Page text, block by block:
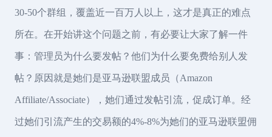
30-50个群组，覆盖近一百万人以上，这才是真正的难点
所在。在开始讲这个问题之前，有必要让大家了解一件
事：管理员为什么要发帖？他们为什么要免费给别人发
帖？原因就是她们是亚马逊联盟成员（Amazon
Affiliate/Associate），她们通过发帖引流，促成订单。经
过她们引流产生的交易额的4%-8%为她们的亚马逊联盟佣